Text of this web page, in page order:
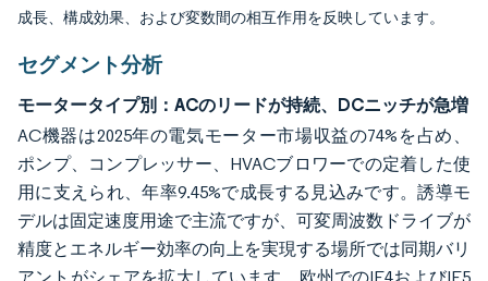
成長、構成効果、および変数間の相互作用を反映しています。
セグメント分析
モータータイプ別：ACのリードが持続、DCニッチが急増
AC機器は2025年の電気モーター市場収益の74%を占め、
ポンプ、コンプレッサー、HVACブロワーでの定着した使
用に支えられ、年率9.45%で成長する見込みです。誘導モ
デルは固定速度用途で主流ですが、可変周波数ドライブが
精度とエネルギー効率の向上を実現する場所では同期バリ